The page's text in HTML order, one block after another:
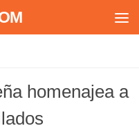
homenajea a